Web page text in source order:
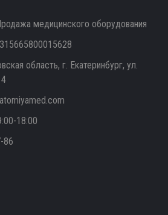
медицинского оборудования
область, г. Екатеринбург, ул.
18:00
86